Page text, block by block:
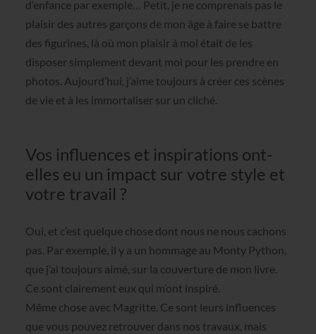
d’enfance par exemple… Petit, je ne comprenais pas le
plaisir des autres garçons de mon âge à faire se battre
des figurines, là où mon plaisir à moi était de les
disposer simplement devant moi pour les prendre en
photos. Aujourd’hui, j’aime toujours à créer ces scènes
de vie et à les immortaliser sur un cliché.
Vos influences et inspirations ont-
elles eu un impact sur votre style et
votre travail ?
Oui, et c’est quelque chose dont nous ne nous cachons
pas. Par exemple, il y a un hommage au Monty Python,
que j’ai toujours aimé, sur la couverture de mon livre.
Ce sont clairement eux qui m’ont inspiré.
Même chose avec Magritte. Ce sont leurs influences
que vous pouvez retrouver dans nos travaux, mais